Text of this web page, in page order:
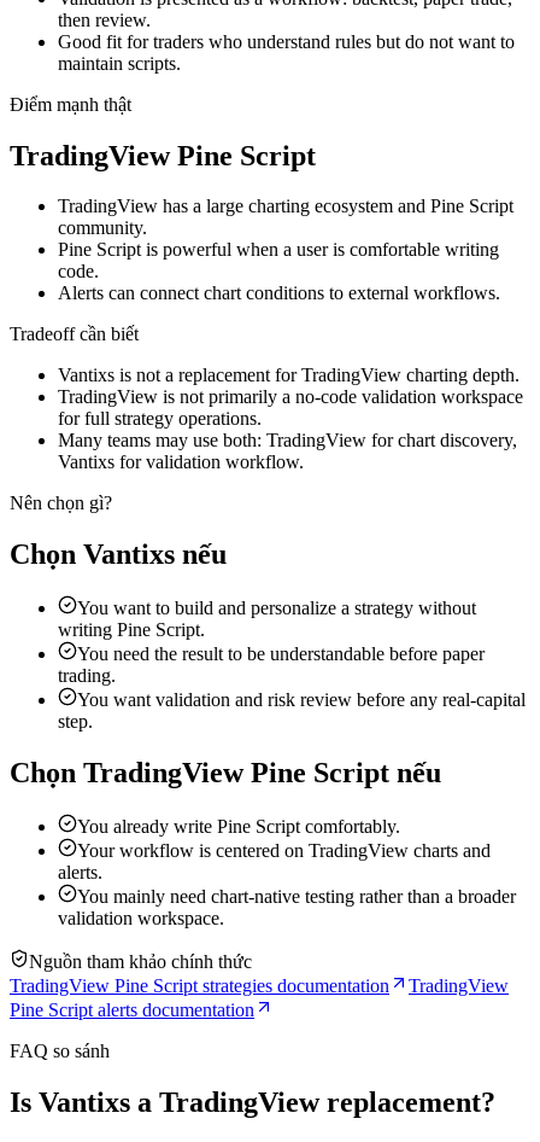
then review.
Good fit for traders who understand rules but do not want to
maintain scripts.
Điểm mạnh thật
TradingView Pine Script
TradingView has a large charting ecosystem and Pine Script
community.
Pine Script is powerful when a user is comfortable writing
code.
Alerts can connect chart conditions to external workflows.
Tradeoff cần biết
Vantixs is not a replacement for TradingView charting depth.
TradingView is not primarily a no-code validation workspace
for full strategy operations.
Many teams may use both: TradingView for chart discovery,
Vantixs for validation workflow.
Nên chọn gì?
Chọn Vantixs nếu
You want to build and personalize a strategy without
writing Pine Script.
You need the result to be understandable before paper
trading.
You want validation and risk review before any real-capital
step.
Chọn TradingView Pine Script nếu
You already write Pine Script comfortably.
Your workflow is centered on TradingView charts and
alerts.
You mainly need chart-native testing rather than a broader
validation workspace.
Nguồn tham khảo chính thức
TradingView Pine Script strategies documentation
TradingView
Pine Script alerts documentation
FAQ so sánh
Is Vantixs a TradingView replacement?